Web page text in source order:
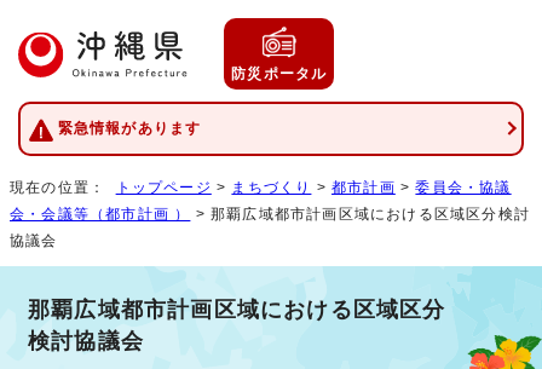
防災ポータル
緊急情報があります
現在の位置： トップページ > まちづくり >都市計画 >委員会・協議
会・会議等（都市計画 ）
> 那覇広域都市計画区域における区域区分検討
協議会
那覇広域都市計画区域における区域区分
検討協議会